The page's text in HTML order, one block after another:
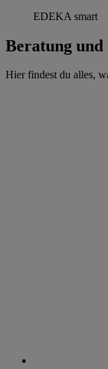
EDEKA smart
Beratung
Hier findest du alles,